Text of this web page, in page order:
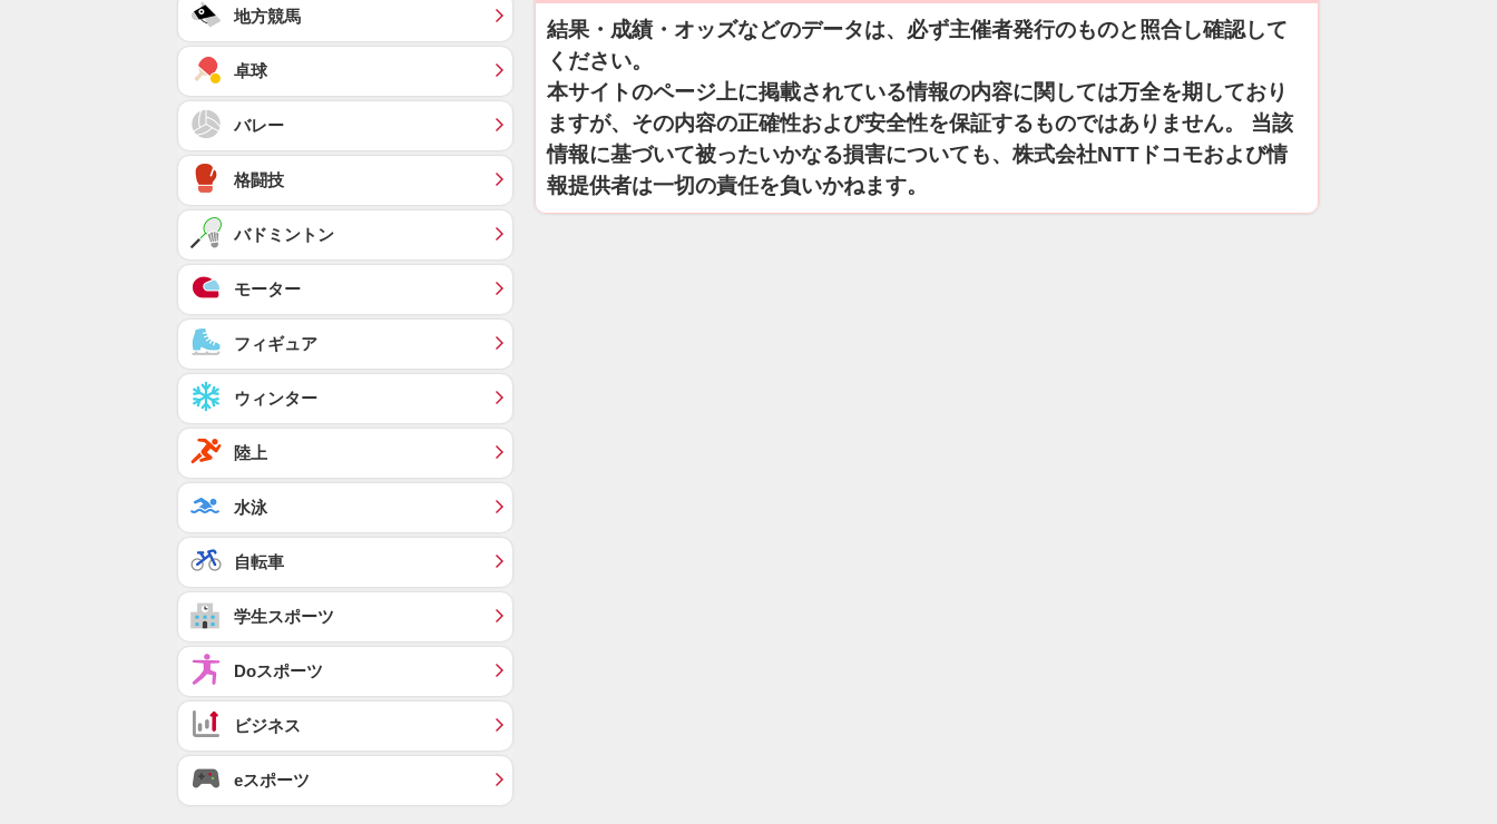
結果・成績・オッズなどのデータは、必ず主催者発行のものと照合し確認して
ください。
本サイトのページ上に掲載されている情報の内容に関しては万全を期しており
ますが、その内容の正確性および安全性を保証するものではありません。 当該
情報に基づいて被ったいかなる損害についても、株式会社NTTドコモおよび情
報提供者は一切の責任を負いかねます。
地方競馬
卓球
バレー
格闘技
バドミントン
モーター
フィギュア
ウィンター
陸上
水泳
自転車
学生スポーツ
Doスポーツ
ビジネス
eスポーツ